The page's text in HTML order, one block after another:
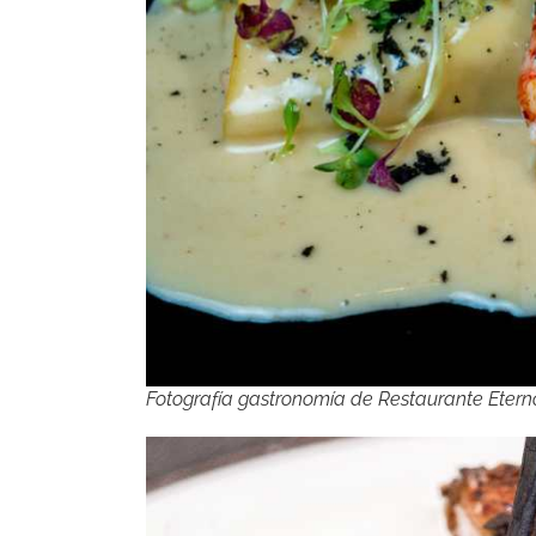
Fotografía gastronomía de Restaurante